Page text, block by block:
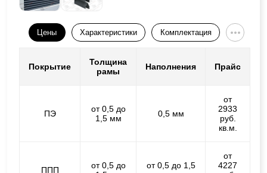
Цены Характеристики Комплектация
Покрытие
Толщина
рамы
Наполнения Прайс
ПЭ
от 0,5 до
1,5 мм
0,5 мм
от
2933
руб.
кв.м.
ППП
от 0,5 до
от 0,5 до 1,5
от
4227